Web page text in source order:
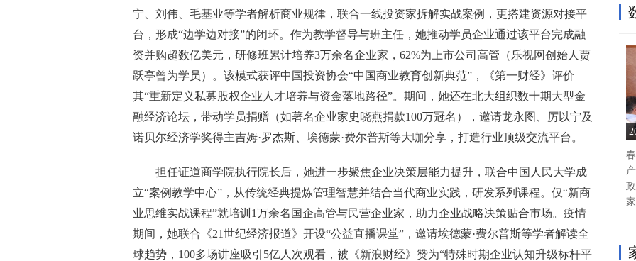
宁、刘伟、毛基业等学者解析商业规律，联合一线投资家拆解实战案例，更搭建资源对接平
台，形成“边学边对接”的闭环。作为教学督导与班主任，她推动学员企业通过该平台完成融
资并购超数亿美元，研修班累计培养3万余名企业家，62%为上市公司高管（乐视网创始人贾
跃亭曾为学员）。该模式获评中国投资协会“中国商业教育创新典范”，《第一财经》评价
其“重新定义私募股权企业人才培养与资金落地路径”。期间，她还在北大组织数十期大型金
融经济论坛，带动学员捐赠（如著名企业家史晓燕捐款100万冠名），邀请龙永图、厉以宁及
诺贝尔经济学奖得主吉姆·罗杰斯、埃德蒙·费尔普斯等大咖分享，打造行业顶级交流平台。
担任证道商学院执行院长后，她进一步聚焦企业决策层能力提升，联合中国人民大学成
立“案例教学中心”，从传统经典提炼管理智慧并结合当代商业实践，研发系列课程。仅“新商
业思维实战课程”就培训1万余名国企高管与民营企业家，助力企业战略决策贴合市场。疫情
期间，她联合《21世纪经济报道》开设“公益直播课堂”，邀请埃德蒙·费尔普斯等学者解读全
球趋势，100多场讲座吸引5亿人次观看，被《新浪财经》赞为“特殊时期企业认知升级标杆平